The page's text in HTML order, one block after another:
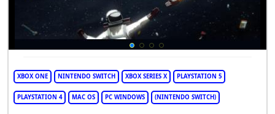
XBOX ONE NINTENDO SWITCH XBOX SERIES X PLAYSTATION 5
PLAYSTATION 4 MAC OS PC WINDOWS (NINTENDO SWITCH)